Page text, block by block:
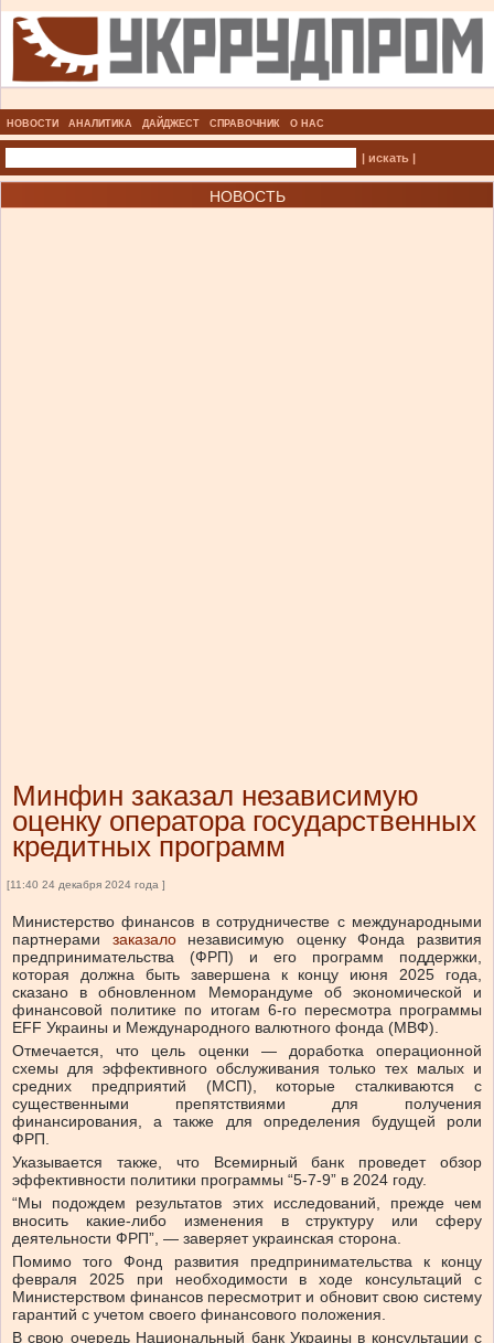
НОВОСТИ АНАЛИТИКА ДАЙДЖЕСТ СПРАВОЧНИК О НАС
| искать |
НОВОСТЬ
Минфин заказал независимую
оценку оператора государственных
кредитных программ
[11:40 24 декабря 2024 года ]
Министерство финансов в сотрудничестве с международными
партнерами заказалонезависимую оценку Фонда развития
предпринимательства (ФРП) и его программ поддержки,
которая должна быть завершена к концу июня 2025 года,
сказано в обновленном Меморандуме об экономической и
финансовой политике по итогам 6-го пересмотра программы
EFF Украины и Международного валютного фонда (МВФ).
Отмечается, что цель оценки — доработка операционной
схемы для эффективного обслуживания только тех малых и
средних предприятий (МСП), которые сталкиваются с
существенными препятствиями для получения
финансирования, а также для определения будущей роли
ФРП.
Указывается также, что Всемирный банк проведет обзор
эффективности политики программы “5-7-9” в 2024 году.
“Мы подождем результатов этих исследований, прежде чем
вносить какие-либо изменения в структуру или сферу
деятельности ФРП”, — заверяет украинская сторона.
Помимо того Фонд развития предпринимательства к концу
февраля 2025 при необходимости в ходе консультаций с
Министерством финансов пересмотрит и обновит свою систему
гарантий с учетом своего финансового положения.
В свою очередь Национальный банк Украины в консультации с